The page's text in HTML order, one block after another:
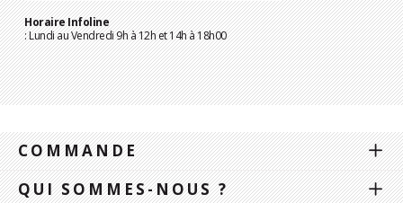
Horaire Infoline
: Lundi au Vendredi 9h à 12h et 14h à 18h00
COMMANDE
QUI SOMMES-NOUS ?